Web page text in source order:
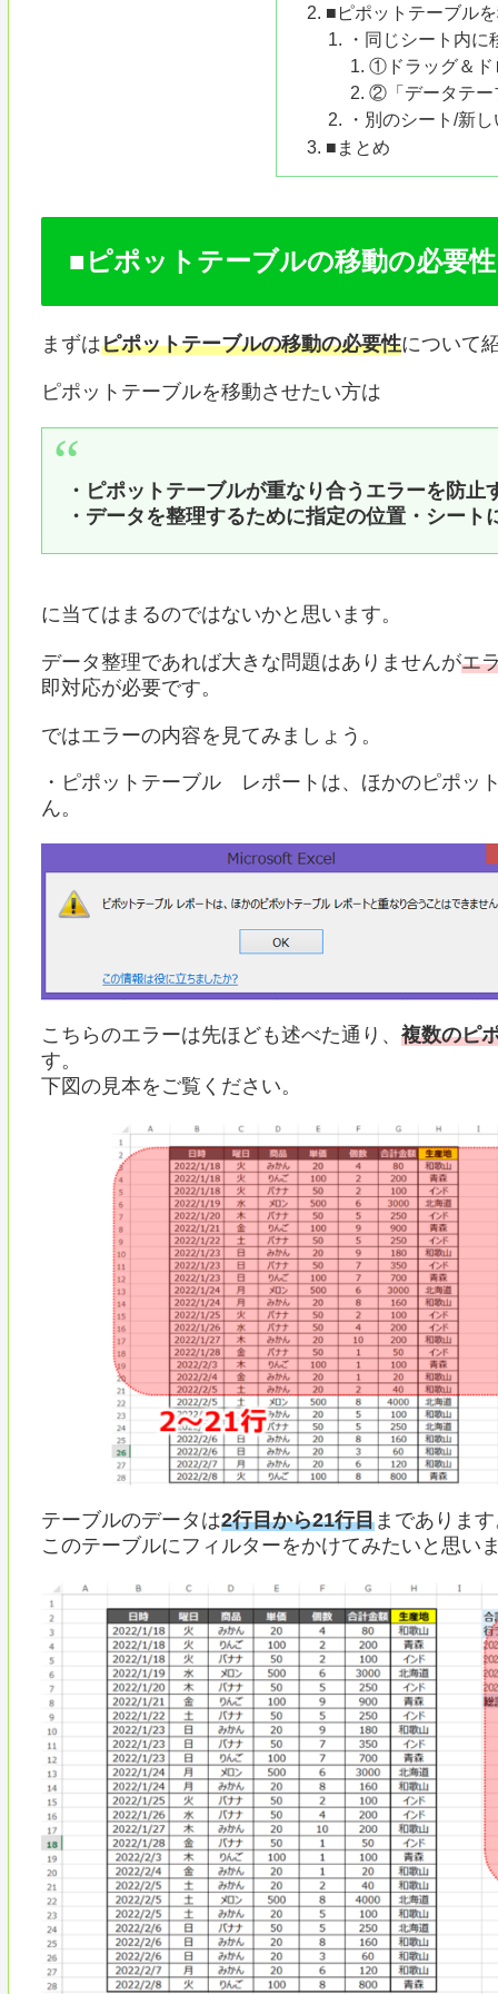
■ピポットテーブル
・同じシート内に
①ドラッグ＆ド
②「データテー
・別のシート/新
■まとめ
■ピポットテーブルの移動の必要性
まずはピポットテーブルの移動の必要性について
ピポットテーブルを移動させたい方は
・ピポットテーブルが重なり合うエラーを防止
・データを整理するために指定の位置・シート
に当てはまるのではないかと思います。
データ整理であれば大きな問題はありませんがエ
即対応が必要です。
ではエラーの内容を見てみましょう。
・ピポットテーブル レポートは、ほかのピポ
ん。
こちらのエラーは先ほども述べた通り、 複数のピ
す。
下図の見本をご覧ください。
テーブルのデータは2行目から21行目まであります
このテーブルにフィルターをかけてみたいと思いま